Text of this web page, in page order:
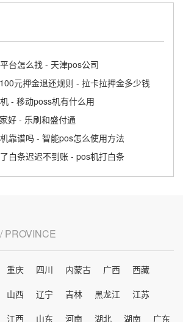
台怎么找 - 天津pos公司
元押金退还规则 - 拉卡拉押金多少钱
- 移动poss机有什么用
好 - 乐刷和盛付通
靠谱吗 - 智能pos怎么使用方法
白条迟迟不到账 - pos机打白条
/ PROVINCE
重庆 四川 内蒙古 广西
西藏
山西 辽宁 吉林 黑龙江
江苏
江西 山东 河南 湖北 湖南 广东